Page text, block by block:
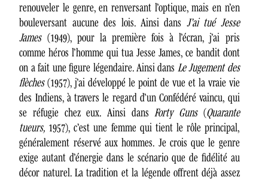
renouveler le genre, en renversant l’optique, mais en n’en
bouleversant aucune des lois. Ainsi dans J’ai tué Jesse
James(1949), pour la première fois à l’écran, j’ai pris
comme héros l’homme qui tua Jesse James, ce bandit dont
on a fait une figure légendaire. Ainsi dans Le Jugement des
flèches(1957), j’ai développé le point de vue et la vraie vie
des Indiens, à travers le regard d’un Confédéré vaincu, qui
se réfugie chez eux. Ainsi dans Forty Guns (Quarante
tueurs, 1957), c’est une femme qui tient le rôle principal,
généralement réservé aux hommes. Je crois que le genre
exige autant d’énergie dans le scénario que de fidélité au
décor naturel. La tradition et la légende offrent déjà assez